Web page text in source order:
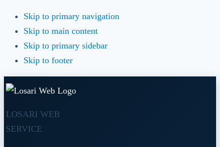
Skip to primary navigation
Skip to main content
Skip to primary sidebar
Skip to footer
LOSARI WEB
SERVICE